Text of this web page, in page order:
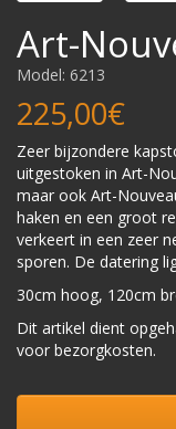
Art-
Model: 6213
225,00€
Zeer bijzondere
uitgestoken in Art-
maar ook Art-
haken en een groot
verkeert in een zeer
sporen. De datering
30cm hoog, 120cm
Dit artikel dient
voor bezorgkosten.